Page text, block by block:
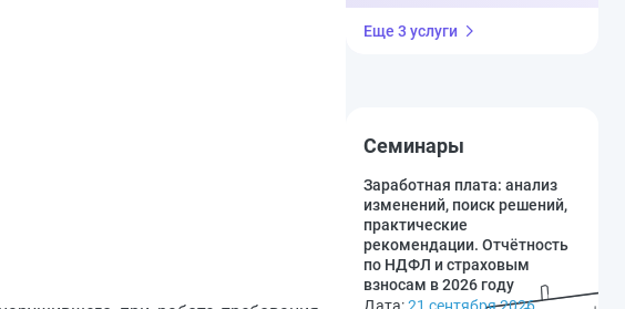
Еще 3 услуги
Семинары
Заработная плата: анализ
изменений, поиск решений,
практические
рекомендации. Отчётность
по НДФЛ и страховым
взносам в 2026 году